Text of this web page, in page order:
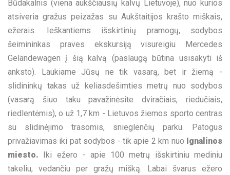
Būdakalnis (viena aukščiausių kalvų Lietuvoje), nuo kurios
atsiveria gražus peizažas su Aukštaitijos krašto miškais,
ežerais. Ieškantiems išskirtinių pramogų, sodybos
šeimininkas praves ekskursiją visureigiu Mercedes
Geländewagen į šią kalvą (paslaugą būtina usisakyti iš
anksto). Laukiame Jūsų ne tik vasarą, bet ir žiemą -
slidininkų takas už keliasdešimties metrų nuo sodybos
(vasarą šiuo taku pavažinėsite dviračiais, riedučiais,
riedlentėmis), o už 1,7 km - Lietuvos žiemos sporto centras
su slidinėjimo trasomis, snieglenčių parku. Patogus
privažiavimas iki pat sodybos - tik apie 2 km nuo Ignalinos
miesto. Iki ežero - apie 100 metrų išskirtiniu mediniu
takeliu, vedančiu per gražų mišką. Labai švarus ežero